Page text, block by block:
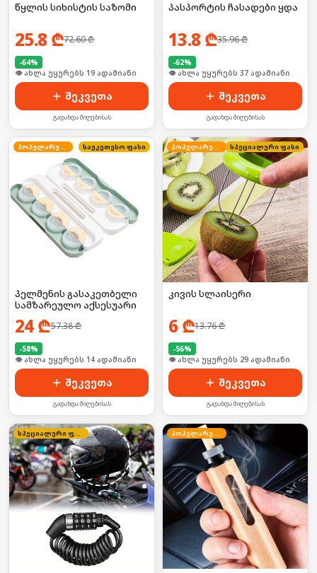
წყლის სიხისტის საზომი
25.8 ₾72.60₾
-64%
🛒 ბოლო 24სთ-ში იყიდა 3-მა
შეკვეთა
გადახდა მიღებისას
პასპორტის ჩასადები ყდა
13.8 ₾35.96₾
-62%
🛒 ბოლო 24სთ-ში იყიდა 50-მა
შეკვეთა
გადახდა მიღებისას
პოპულარული საუკეთესო ფასი
პელმენის გასაკეთბელი
სამზარეულო აქსესუარი
24₾57.38₾
-58%
🛒 ბოლო 24სთ-ში იყიდა 18-მა
შეკვეთა
გადახდა მიღებისას
პოპულარული სპეციალური ფასი
კივის სლაისერი
6 ₾13.76₾
-56%
🛒 ბოლო 24სთ-ში იყიდა 39-მა
შეკვეთა
გადახდა მიღებისას
სპეციალური ფასი პოპულარული